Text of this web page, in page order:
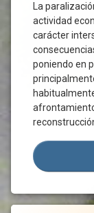
Jóvenes
Medio
Ambiente
Mercado
Mayorista
Mercado
Minorista
Mujeres
Naciones
Naturaleza
Familia
Gobierno
Ingreso
Mínimo
Vital
Inserción
Social
Mercado
Laboral
Pobreza
La
actividad
carácter
poniendo en
19
Económica
Social
Desempleo
Diálogo
Social
España
Estado
Alarma